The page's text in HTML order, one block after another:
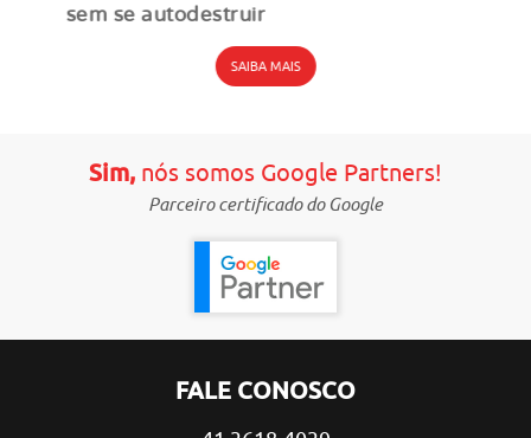
sem se autodestruir
SAIBA MAIS
Sim,nós somos Google Partners!
Parceiro certificado do Google
FALE CONOSCO